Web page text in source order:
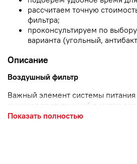
рассчитаем точную
фильтра;
проконсультируем по
варианта (угольный,
Описание
Воздушный фильтр
Важный элемент системы питания
очищает поступающий в мотор
насекомых и других загрязнений.
Показать полностью